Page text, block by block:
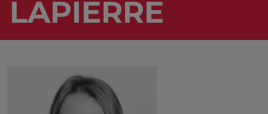
LAPIERRE